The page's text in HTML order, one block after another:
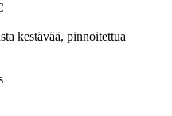
kestävää, pinnoitettua